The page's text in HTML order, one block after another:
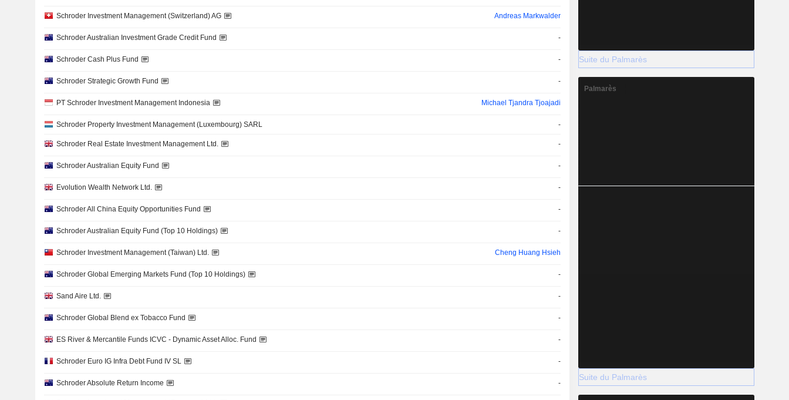
Schroder Investment Management (Switzerland) AG Andreas Markwalder
Schroder Australian Investment Grade Credit Fund -
Schroder Cash Plus Fund -
Schroder Strategic Growth Fund -
PT Schroder Investment Management Indonesia Michael Tjandra Tjoajadi
Schroder Property Investment Management (Luxembourg) SARL -
Schroder Real Estate Investment Management Ltd. -
Schroder Australian Equity Fund -
Evolution Wealth Network Ltd. -
Schroder All China Equity Opportunities Fund -
Schroder Australian Equity Fund (Top 10 Holdings) -
Schroder Investment Management (Taiwan) Ltd. Cheng Huang Hsieh
Schroder Global Emerging Markets Fund (Top 10 Holdings) -
Sand Aire Ltd. -
Schroder Global Blend ex Tobacco Fund -
ES River & Mercantile Funds ICVC - Dynamic Asset Alloc. Fund -
Schroder Euro IG Infra Debt Fund IV SL -
Schroder Absolute Return Income -
Suite du Palmarès
Palmarès
Suite du Palmarès